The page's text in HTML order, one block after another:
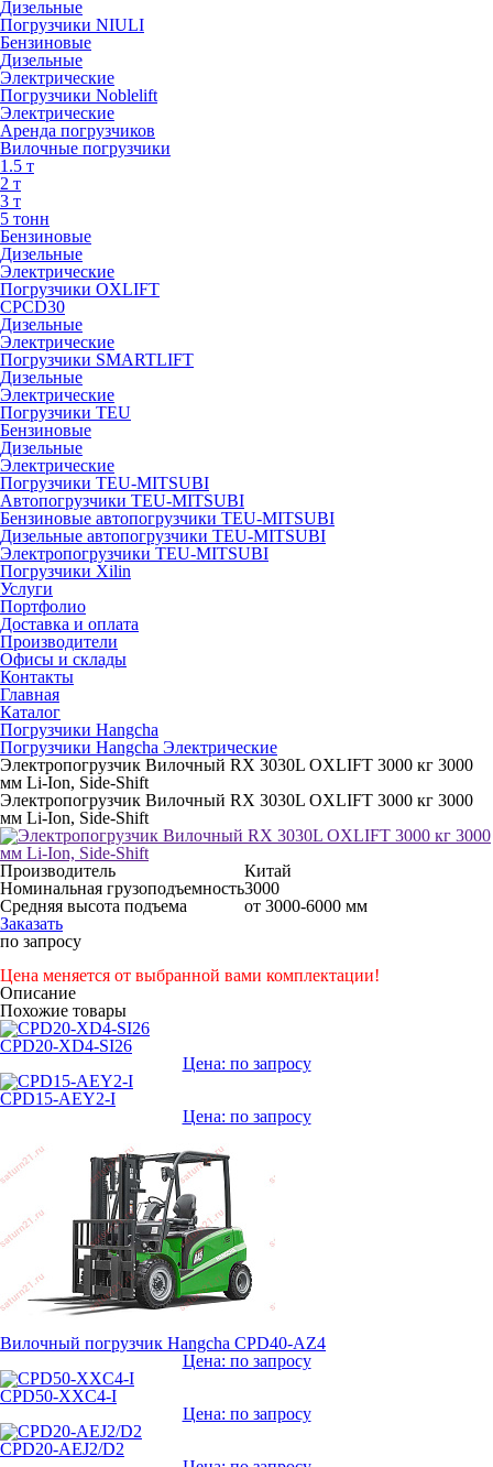
Дизельные
Погрузчики NIULI
Бензиновые
Дизельные
Электрические
Погрузчики Noblelift
Электрические
Аренда погрузчиков
Вилочные погрузчики
1.5 т
2 т
3 т
5 тонн
Бензиновые
Дизельные
Электрические
Погрузчики OXLIFT
CPCD30
Дизельные
Электрические
Погрузчики SMARTLIFT
Дизельные
Электрические
Погрузчики TEU
Бензиновые
Дизельные
Электрические
Погрузчики TEU-MITSUBI
Автопогрузчики TEU-MITSUBI
Бензиновые автопогрузчики TEU-MITSUBI
Дизельные автопогрузчики TEU-MITSUBI
Электропогрузчики TEU-MITSUBI
Погрузчики Xilin
Услуги
Портфолио
Доставка и оплата
Производители
Офисы и склады
Контакты
Главная
Каталог
Погрузчики Hangcha
Погрузчики Hangcha Электрические
Электропогрузчик Вилочный RX 3030L OXLIFT 3000 кг 3000
мм Li-Ion, Side-Shift
Электропогрузчик Вилочный RX 3030L OXLIFT 3000 кг 3000
мм Li-Ion, Side-Shift
Производитель
Китай
Номинальная грузоподъемность3000
Средняя высота подъема
от 3000-6000 мм
Заказать
по запросу
Цена меняется от выбранной вами комплектации!
Описание
Похожие товары
CPD20-XD4-SI26
Цена: по запросу
CPD15-AEY2-I
Цена: по запросу
Вилочный погрузчик Hangcha CPD40-AZ4
Цена: по запросу
CPD50-XXC4-I
Цена: по запросу
CPD20-AEJ2/D2